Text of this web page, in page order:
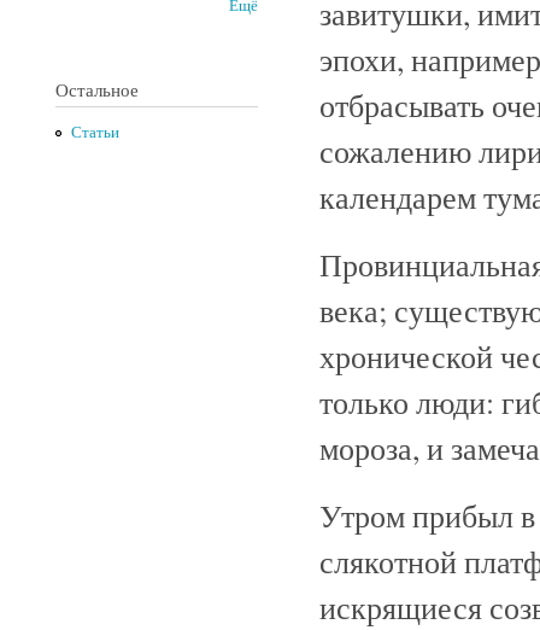
Ещё
Остальное
Статьи
завитушки,
эпохи,
отбрасывать
сожалению
календарем
века;
хронической
только люди:
мороза, и
Утром прибыл
слякотной
искрящиеся